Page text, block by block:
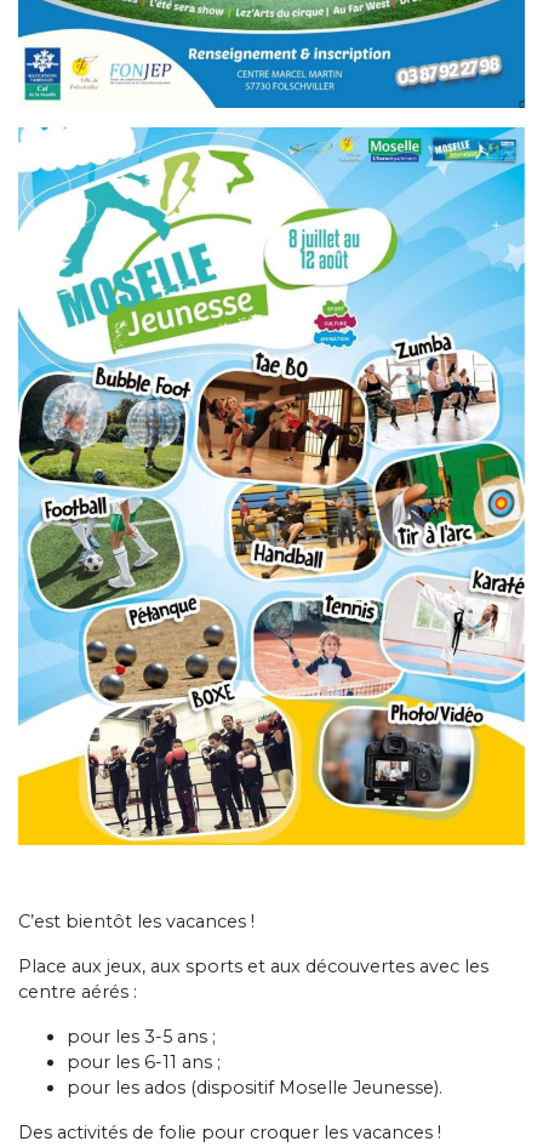
C’est bientôt les vacances !
Place aux jeux, aux sports et aux découvertes avec les
centre aérés :
pour les 3-5 ans ;
pour les 6-11 ans ;
pour les ados (dispositif Moselle Jeunesse).
Des activités de folie pour croquer les vacances !